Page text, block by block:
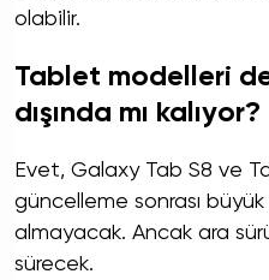
olabilir.
Tablet modelleri
dışında mı kalıyor?
Evet, Galaxy Tab S8 ve
güncelleme sonrası büyük
almayacak. Ancak ara
sürecek.